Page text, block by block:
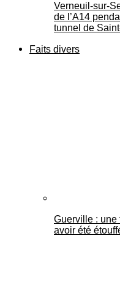
Verneuil-sur-
de l’A14
tunnel de
Faits divers
Guerville : une
avoir été